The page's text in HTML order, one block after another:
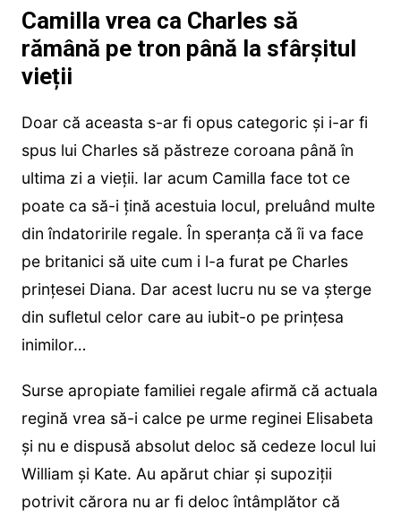
Camilla vrea ca Charles să
rămână pe tron până la sfârșitul
vieții
Doar că aceasta s-ar fi opus categoric și i-ar fi
spus lui Charles să păstreze coroana până în
ultima zi a vieții. Iar acum Camilla face tot ce
poate ca să-i țină acestuia locul, preluând multe
din îndatoririle regale. În speranța că îi va face
pe britanici să uite cum i l-a furat pe Charles
prințesei Diana. Dar acest lucru nu se va șterge
din sufletul celor care au iubit-o pe prințesa
inimilor…
Surse apropiate familiei regale afirmă că actuala
regină vrea să-i calce pe urme reginei Elisabeta
și nu e dispusă absolut deloc să cedeze locul lui
William și Kate. Au apărut chiar și supoziții
potrivit cărora nu ar fi deloc întâmplător că